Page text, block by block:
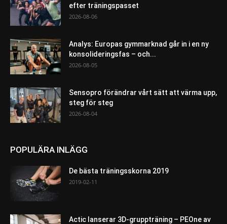
efter träningspasset
2026-08-06
Analys: Europas gymmarknad går in i en ny
konsolideringsfas – och...
2026-08-05
Sensopro förändrar vårt sätt att värma upp,
steg för steg
2026-08-04
POPULÄRA INLÄGG
De bästa träningsskorna 2019
2019-02-11
Actic lanserar 3D-gruppträning – PEOne av